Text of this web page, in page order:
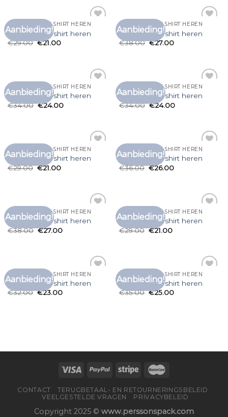
Aanbieding!
aan
PARAJUMPER T SHIRT HEREN
parajumper t shirt heren
€29.00 €21.00
Aanbieding!
aan
PARAJUMPER T SHIRT HEREN
parajumper t shirt heren
€38.00 €27.00
Aanbieding!
aan
PARAJUMPER T SHIRT HEREN
parajumper t shirt heren
€34.00 €24.00
Aanbieding!
aan
PARAJUMPER T SHIRT HEREN
parajumper t shirt heren
€34.00 €24.00
Aanbieding!
aan
PARAJUMPER T SHIRT HEREN
parajumper t shirt heren
€29.00 €21.00
Aanbieding!
aan
PARAJUMPER T SHIRT HEREN
parajumper t shirt heren
€36.00 €26.00
Aanbieding!
aan
PARAJUMPER T SHIRT HEREN
parajumper t shirt heren
€38.00 €27.00
Aanbieding!
aan
PARAJUMPER T SHIRT HEREN
parajumper t shirt heren
€29.00 €21.00
Aanbieding!
aan
PARAJUMPER T SHIRT HEREN
parajumper t shirt heren
€32.00 €23.00
Aanbieding!
aan
PARAJUMPER T SHIRT HEREN
parajumper t shirt heren
€35.00 €25.00
CONTACT
TERUGBETAAL- EN RETOURNERINGSBELEID
VEELGESTELDE VRAGEN
PRIVACYBELEID
Copyright 2025 © www.perssonspack.com